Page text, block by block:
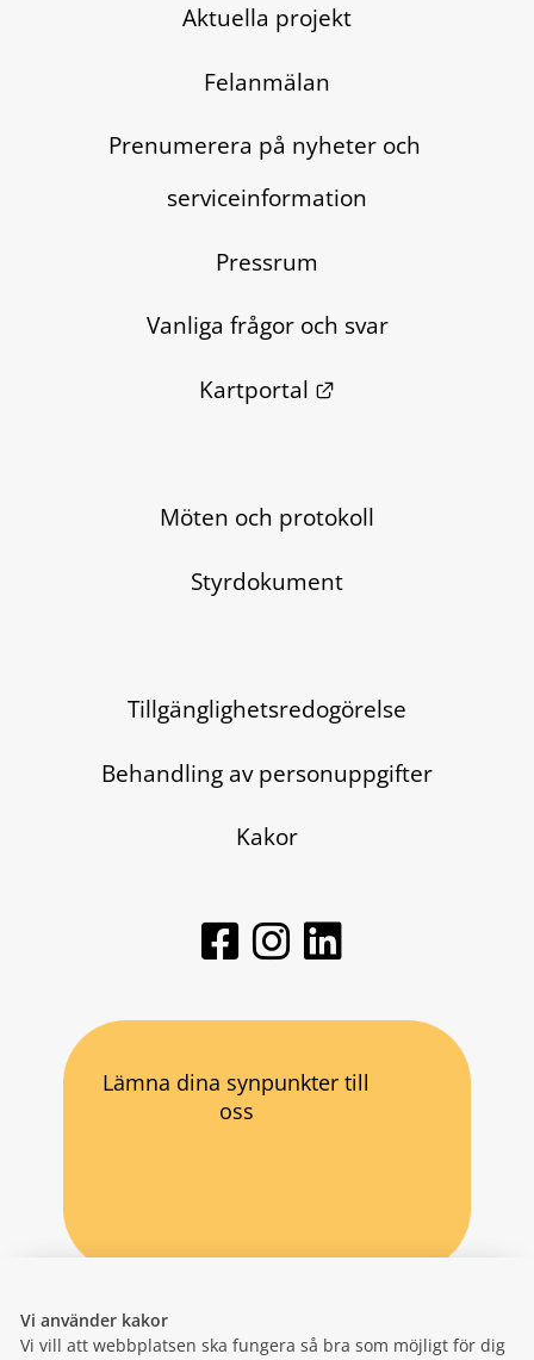
Vi använder kakor
Vi vill att webbplatsen ska fungera så bra som möjligt för dig
Aktuella projekt
Felanmälan
Prenumerera på nyheter och
serviceinformation
Pressrum
Vanliga frågor och svar
Kartportal
Länk till annan
Möten och protokoll
Styrdokument
Tillgänglighetsredogörelse
Behandling av personuppgifter
Kakor
Lämna dina synpunkter till
oss